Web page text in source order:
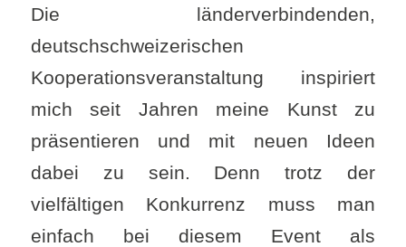
Die länderverbindenden,
deutschschweizerischen
Kooperationsveranstaltung inspiriert
mich seit Jahren meine Kunst zu
präsentieren und mit neuen Ideen
dabei zu sein. Denn trotz der
vielfältigen Konkurrenz muss man
einfach bei diesem Event als